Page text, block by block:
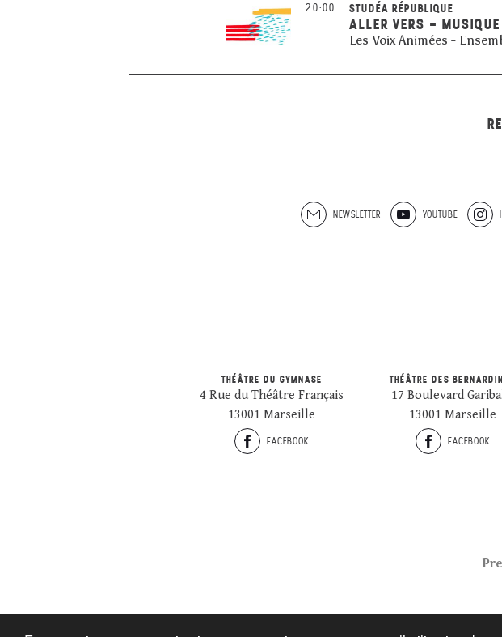
20:00 STUDÉA RÉPUBLIQUE
ALLER VERS - MUSIQUE
Les Voix Animées -
NEWSLETTER YOUTUBE
THÉÂTRE DU GYMNASE
4 Rue du Théâtre Français
13001 Marseille
FACEBOOK
THÉÂTRE DES
17 Boulevard
13001 Marseille
FACEBOOK